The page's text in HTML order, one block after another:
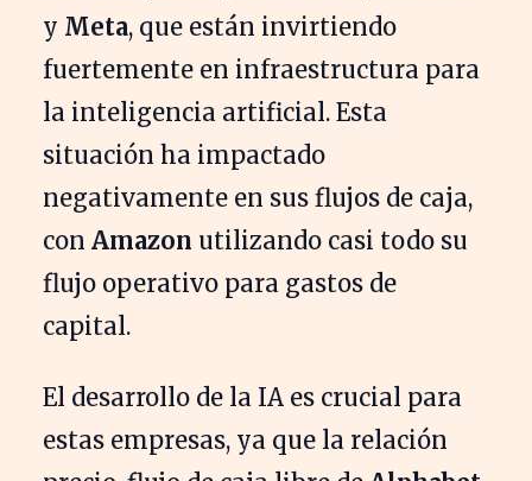
y Meta, que están invirtiendo
fuertemente en infraestructura para
la inteligencia artificial. Esta
situación ha impactado
negativamente en sus flujos de caja,
con Amazon utilizando casi todo su
flujo operativo para gastos de
capital.
El desarrollo de la IA es crucial para
estas empresas, ya que la relación